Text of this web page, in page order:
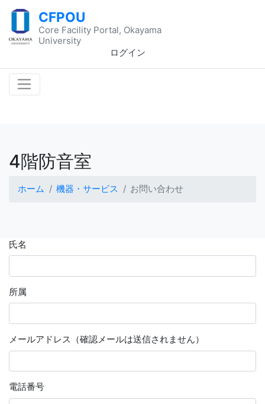
CFPOU
Core Facility Portal, Okayama
University
ログイン
4階防音室
ホーム 機器・サービス お問い合わせ
氏名
所属
メールアドレス（確認メールは送信されません）
電話番号